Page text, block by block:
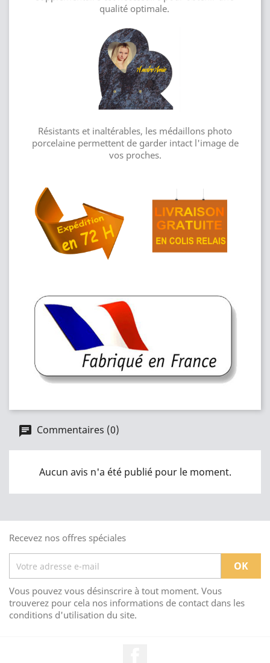
qualité optimale.
Résistants et inaltérables, les médaillons photo
porcelaine permettent de garder intact l'image de
vos proches.
Commentaires (0)
Aucun avis n'a été publié pour le moment.
Recevez nos offres spéciales
Vous pouvez vous désinscrire à tout moment. Vous
trouverez pour cela nos informations de contact dans les
conditions d'utilisation du site.